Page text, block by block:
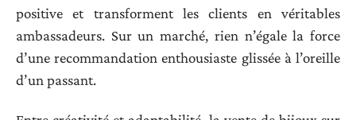
positive et transforment les clients en véritables
ambassadeurs. Sur un marché, rien n’égale la force
d’une recommandation enthousiaste glissée à l’oreille
d’un passant.